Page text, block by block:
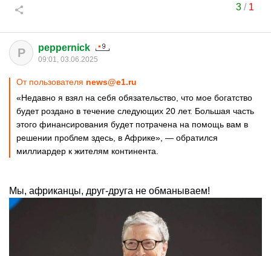
3/ 1
P peppernick
09:01, 03.06.2025
От пользователя news@e1.ru
«Недавно я взял на себя обязательство, что мое богатство
будет роздано в течение следующих 20 лет. Большая часть
этого финансирования будет потрачена на помощь вам в
решении проблем здесь, в Африке», — обратился
миллиардер к жителям континента.
Мы, африканцы, друг-друга не обманываем!